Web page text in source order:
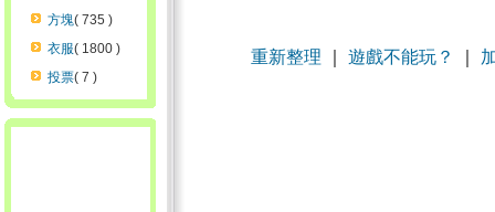
方塊( 735 )
衣服( 1800 )
投票( 7 )
重新整理 ｜遊戲不能玩？